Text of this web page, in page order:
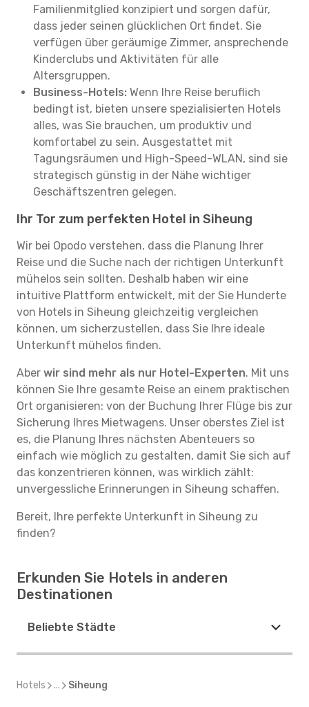
Familienmitglied konzipiert und sorgen dafür,
dass jeder seinen glücklichen Ort findet. Sie
verfügen über geräumige Zimmer, ansprechende
Kinderclubs und Aktivitäten für alle
Altersgruppen.
Business-Hotels: Wenn Ihre Reise beruflich
bedingt ist, bieten unsere spezialisierten Hotels
alles, was Sie brauchen, um produktiv und
komfortabel zu sein. Ausgestattet mit
Tagungsräumen und High-Speed-WLAN, sind sie
strategisch günstig in der Nähe wichtiger
Geschäftszentren gelegen.
Ihr Tor zum perfekten Hotel in Siheung
Wir bei Opodo verstehen, dass die Planung Ihrer
Reise und die Suche nach der richtigen Unterkunft
mühelos sein sollten. Deshalb haben wir eine
intuitive Plattform entwickelt, mit der Sie Hunderte
von Hotels in Siheung gleichzeitig vergleichen
können, um sicherzustellen, dass Sie Ihre ideale
Unterkunft mühelos finden.
Aber wir sind mehr als nur Hotel-Experten. Mit uns
können Sie Ihre gesamte Reise an einem praktischen
Ort organisieren: von der Buchung Ihrer Flüge bis zur
Sicherung Ihres Mietwagens. Unser oberstes Ziel ist
es, die Planung Ihres nächsten Abenteuers so
einfach wie möglich zu gestalten, damit Sie sich auf
das konzentrieren können, was wirklich zählt:
unvergessliche Erinnerungen in Siheung schaffen.
Bereit, Ihre perfekte Unterkunft in Siheung zu
finden?
Erkunden Sie Hotels in anderen
Destinationen
Beliebte Städte
Hotels ... Siheung